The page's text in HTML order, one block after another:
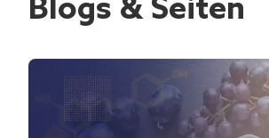
Blogs & Seiten